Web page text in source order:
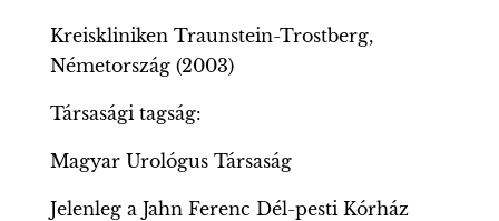
Kreiskliniken Traunstein-Trostberg,
Németország (2003)
Társasági tagság:
Magyar Urológus Társaság
Jelenleg a Jahn Ferenc Dél-pesti Kórház